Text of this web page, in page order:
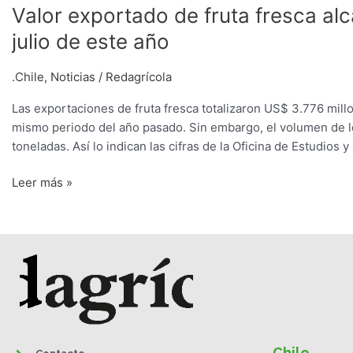
Valor exportado de fruta fresca
julio de este año
.Chile, Noticias / Redagrícola
Las exportaciones de fruta fresca totalizaron US$ 3.776
mismo periodo del año pasado. Sin embargo, el volumen
toneladas. Así lo indican las cifras de la Oficina de Estudios
Leer más »